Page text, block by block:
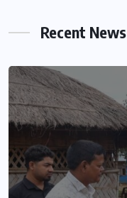
Recent News